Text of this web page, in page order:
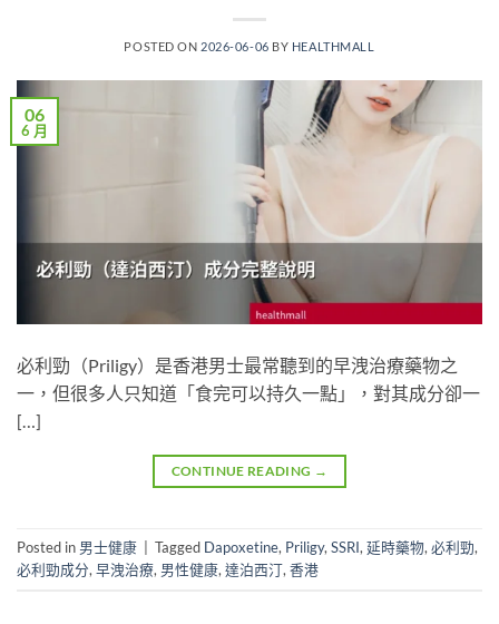
POSTED ON 2026-06-06 BY HEALTHMALL
06
6 月
必利勁（Priligy）是香港男士最常聽到的早洩治療藥物之
一，但很多人只知道「食完可以持久一點」，對其成分卻一
[…]
CONTINUE READING →
Posted in 男士健康 Tagged Dapoxetine, Priligy,SSRI,延時藥物,必利勁,
必利勁成分,早洩治療, 男性健康,達泊西汀,香港